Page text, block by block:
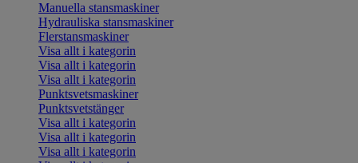
Manuella stansmaskiner
Hydrauliska stansmaskiner
Flerstansmaskiner
Visa allt i kategorin
Visa allt i kategorin
Visa allt i kategorin
Punktsvetsmaskiner
Punktsvetstänger
Visa allt i kategorin
Visa allt i kategorin
Visa allt i kategorin